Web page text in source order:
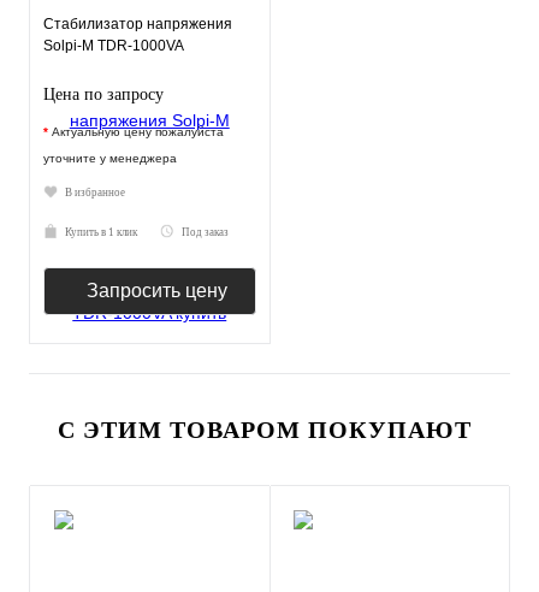
Стабилизатор напряжения
Solpi-M ТDR-1000VA
Цена по запросу
* Актуальную цену пожалуйста
уточните у менеджера
В избранное
Купить в 1 клик Под заказ
Запросить цену
С ЭТИМ ТОВАРОМ ПОКУПАЮТ